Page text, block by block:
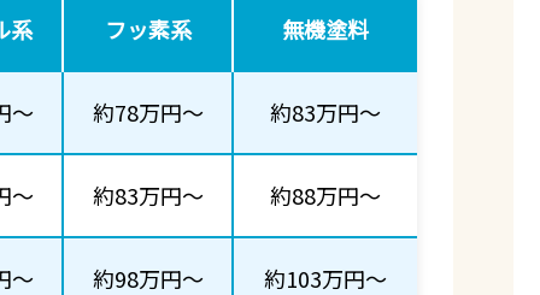
系 フッ素系 無機塗料
～ 約78万円～ 約83万円～
～ 約83万円～ 約88万円～
～ 約98万円～ 約103万円～